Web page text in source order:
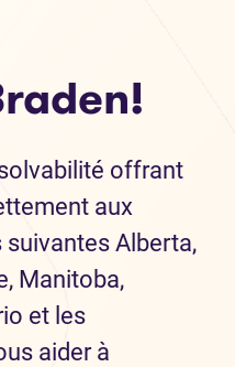
offrant
aux
Alberta,
Manitoba,
et les
aider à